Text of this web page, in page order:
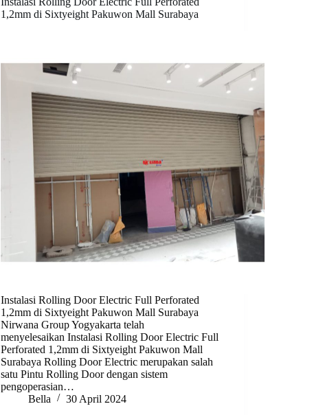
1,2mm di Sixtyeight Pakuwon Mall Surabaya
Instalasi Rolling Door Electric Full Perforated
1,2mm di Sixtyeight Pakuwon Mall Surabaya
Nirwana Group Yogyakarta telah
menyelesaikan Instalasi Rolling Door Electric Full
Perforated 1,2mm di Sixtyeight Pakuwon Mall
Surabaya Rolling Door Electric merupakan salah
satu Pintu Rolling Door dengan sistem
pengoperasian…
Bella
30 April 2024